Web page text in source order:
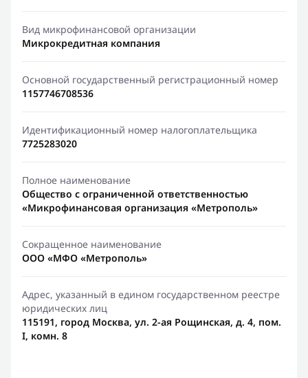
Вид микрофинансовой организации
Микрокредитная компания
Основной государственный регистрационный номер
1157746708536
Идентификационный номер налогоплательщика
7725283020
Полное наименование
Общество с ограниченной ответственностью
«Микрофинансовая организация «Метрополь»
Сокращенное наименование
ООО «МФО «Метрополь»
Адрес, указанный в едином государственном реестре
юридических лиц
115191, город Москва, ул. 2-ая Рощинская, д. 4, пом.
I, комн. 8